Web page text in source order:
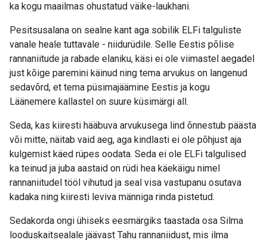
ka kogu maailmas ohustatud väike-laukhani.
Pesitsusalana on sealne kant aga sobilik ELFi talguliste
vanale heale tuttavale - niidurüdile. Selle Eestis põlise
rannaniitude ja rabade elaniku, käsi ei ole viimastel aegadel
just kõige paremini käinud ning tema arvukus on langenud
sedavõrd, et tema püsimajäämine Eestis ja kogu
Läänemere kallastel on suure küsimärgi all.
Seda, kas kiiresti hääbuva arvukusega lind õnnestub päästa
või mitte, näitab vaid aeg, aga kindlasti ei ole põhjust aja
kulgemist käed rüpes oodata. Seda ei ole ELFi talgulised
ka teinud ja juba aastaid on rüdi hea käekäigu nimel
rannaniitudel tööl vihutud ja seal visa vastupanu osutava
kadaka ning kiiresti leviva männiga rinda pistetud.
Sedakorda ongi ühiseks eesmärgiks taastada osa Silma
looduskaitsealale jäävast Tahu rannaniidust, mis ilma